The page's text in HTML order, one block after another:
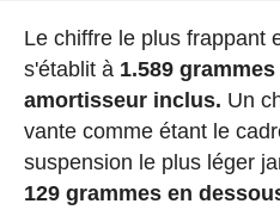
Le chiffre le plus frappant
s'établit à 1.589
amortisseur inclus. Un
vante comme étant le
suspension le plus léger
129 grammes en